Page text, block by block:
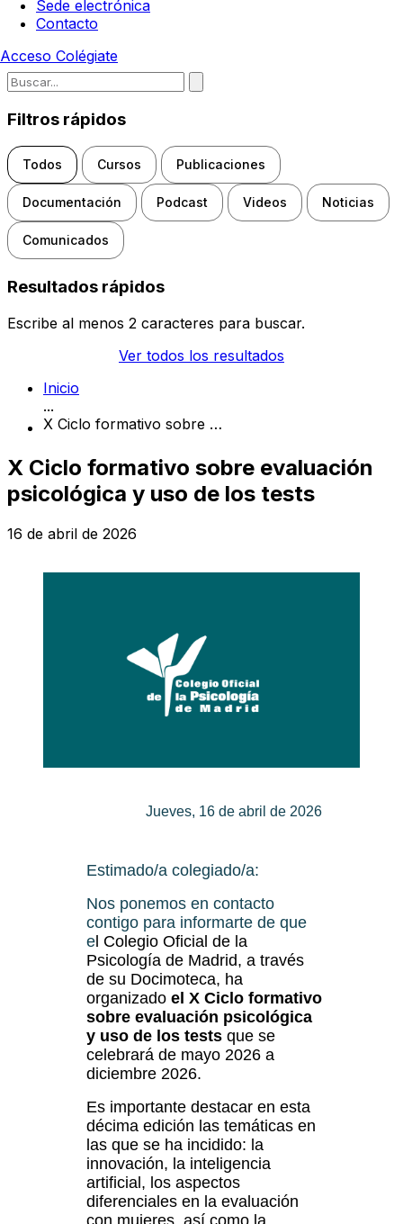
Sede electrónica
Contacto
Acceso Colégiate
Escribe para buscar noticias,
Filtros rápidos
Todos Cursos Publicaciones
Documentación Podcast Videos Noticias
Comunicados
Resultados rápidos
Escribe al menos 2 caracteres para buscar.
Ver todos los resultados
Inicio
...
X Ciclo formativo sobre evaluación psicológica y uso de los tests
X Ciclo formativo sobre evaluación
psicológica y uso de los tests
16 de abril de 2026
Jueves, 16 de abril de 2026
Estimado/a colegiado/a:
Nos ponemos en contacto
contigo para informarte de que
e l Colegio Oficial de la
Psicología de Madrid, a través
de su Docimoteca, ha
organizado el X Ciclo formativo
sobre evaluación psicológica
y uso de los tests que se
celebrará de mayo 2026 a
diciembre 2026.
Es importante destacar en esta
décima edición las temáticas en
las que se ha incidido: la
innovación, la inteligencia
artificial, los aspectos
diferenciales en la evaluación
con mujeres, así como la